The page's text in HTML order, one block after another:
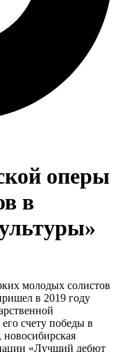
оперы
в
молодых солистов
в 2019 году
счету победы в
«Лучший дебют